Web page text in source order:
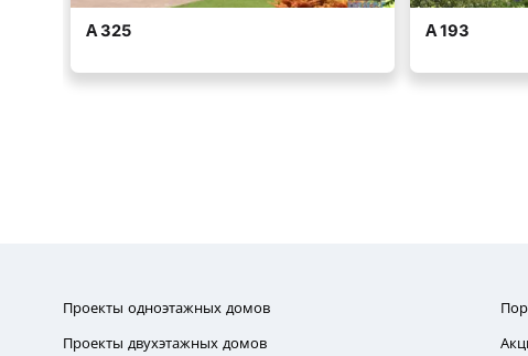
Проекты одноэтажных домов
Проекты двухэтажных домов